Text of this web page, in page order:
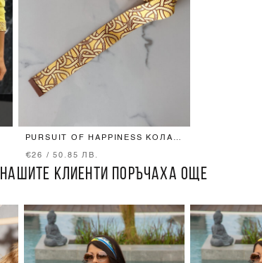
PURSUIT OF HAPPINESS КОЛАН
€26 / 50.85 ЛВ.
НАШИТЕ КЛИЕНТИ ПОРЪЧАХА ОЩЕ